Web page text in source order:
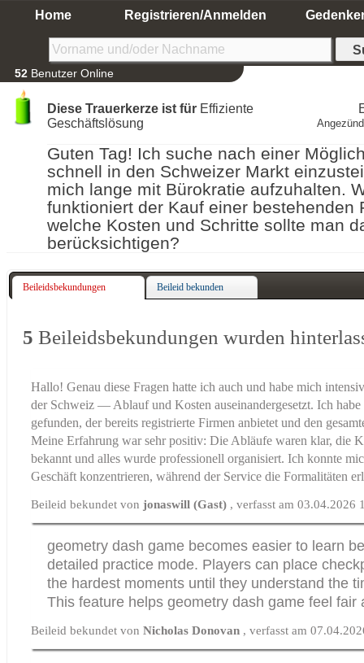
Home Registrieren/Anmelden
52 Benutzer Online
Diese Trauerkerze ist für Effiziente
Geschäftslösung
Guten Tag! Ich suche nach einer
schnell in den Schweizer Markt
mich lange mit Bürokratie aufzuhalten.
funktioniert der Kauf einer bestehenden
welche Kosten und Schritte sollte man
berücksichtigen?
Beileidsbekundungen Beileid bekunden
5 Beileidsbekundungen wurden
Hallo! Genau diese Fragen hatte ich auch und habe mich
der Schweiz — Ablauf und Kosten auseinandergesetzt. Ich
gefunden, der bereits registrierte Firmen anbietet und den
Meine Erfahrung war sehr positiv: Die Abläufe waren klar, die
bekannt und alles wurde professionell organisiert. Ich konnte
Geschäft konzentrieren, während der Service die Formalitäten
Beileid bekundet von jonaswill (Gast) , verfasst am 03.04.2026
geometry dash game becomes easier to learn
detailed practice mode. Players can place
the hardest moments until they understand the
This feature helps geometry dash game feel fair
Beileid bekundet vonNicholas Donovan , verfasst am